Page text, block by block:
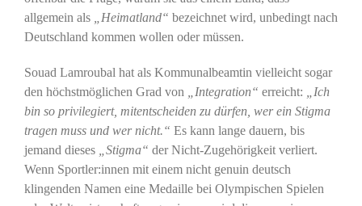
allgemein als
„Heimatland“ bezeichnet wird, unbedingt nach
Deutschland kommen wollen oder müssen.
Souad Lamroubal hat als Kommunalbeamtin vielleicht sogar
den höchstmöglichen Grad von
„Integration“ erreicht:
„Ich
bin so privilegiert, mitentscheiden zu dürfen, wer ein Stigma
tragen muss und wer nicht.“ Es kann lange dauern, bis
jemand dieses
„Stigma“ der Nicht-Zugehörigkeit verliert.
Wenn Sportler:innen mit einem nicht genuin deutsch
klingenden Namen eine Medaille bei Olympischen Spielen